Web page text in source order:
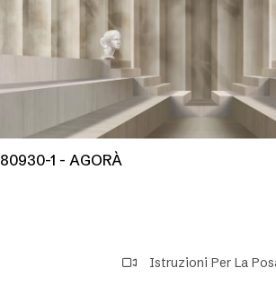
80930-1 - AGORÀ
Istruzioni Per La